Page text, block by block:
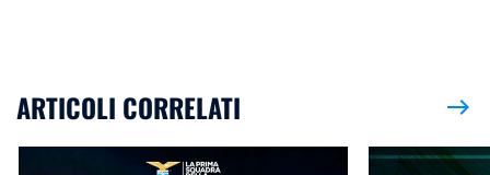
ARTICOLI CORRELATI east